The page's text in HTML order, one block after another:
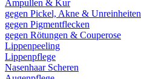
Ampullen & Kur
gegen Pickel, Akne & Unreinheiten
gegen Pigmentflecken
gegen Rötungen & Couperose
Lippenpeeling
Lippenpflege
Nasenhaar Scheren